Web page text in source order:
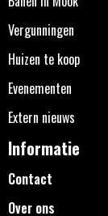
Vergunningen
Huizen te koop
Evenementen
Extern nieuws
Informatie
Contact
Over ons